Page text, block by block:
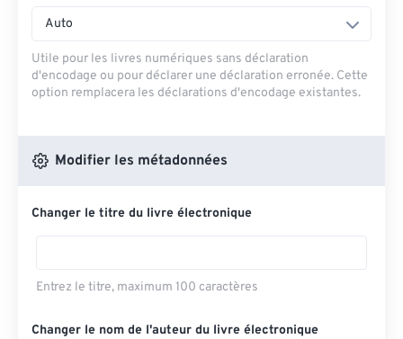
Auto
Utile pour les livres numériques sans déclaration
d'encodage ou pour déclarer une déclaration erronée. Cette
option remplacera les déclarations d'encodage existantes.
Modifier les métadonnées
Changer le titre du livre électronique
Entrez le titre, maximum 100 caractères
Changer le nom de l'auteur du livre électronique